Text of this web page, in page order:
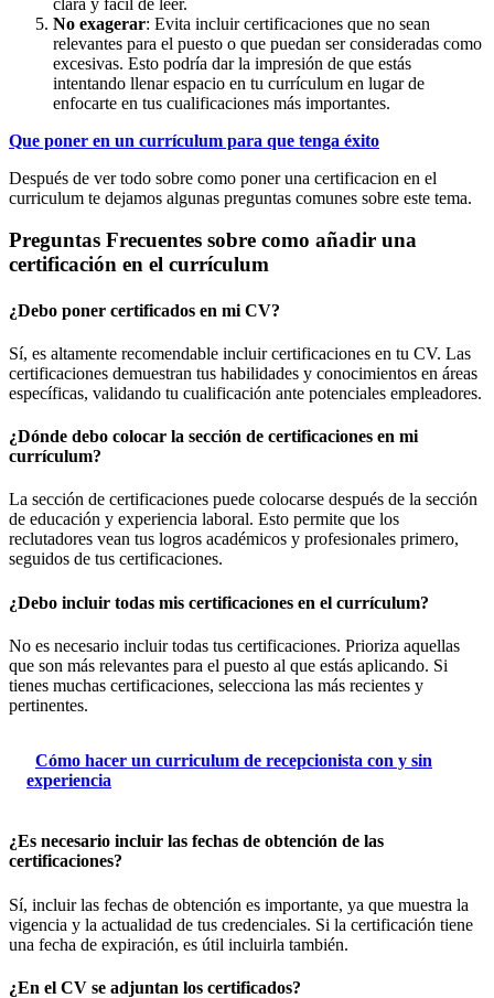
No exagerar: Evita incluir certificaciones que no sean
relevantes para el puesto o que puedan ser consideradas como
excesivas. Esto podría dar la impresión de que estás
intentando llenar espacio en tu currículum en lugar de
enfocarte en tus cualificaciones más importantes.
Que poner en un currículum para que tenga éxito
Después de ver todo sobre como poner una certificacion en el
curriculum te dejamos algunas preguntas comunes sobre este tema.
Preguntas Frecuentes sobre como añadir una
certificación en el currículum
¿Debo poner certificados en mi CV?
Sí, es altamente recomendable incluir certificaciones en tu CV. Las
certificaciones demuestran tus habilidades y conocimientos en áreas
específicas, validando tu cualificación ante potenciales empleadores.
¿Dónde debo colocar la sección de certificaciones en mi
currículum?
La sección de certificaciones puede colocarse después de la sección
de educación y experiencia laboral. Esto permite que los
reclutadores vean tus logros académicos y profesionales primero,
seguidos de tus certificaciones.
¿Debo incluir todas mis certificaciones en el currículum?
No es necesario incluir todas tus certificaciones. Prioriza aquellas
que son más relevantes para el puesto al que estás aplicando. Si
tienes muchas certificaciones, selecciona las más recientes y
pertinentes.
Cómo hacer un curriculum de recepcionista con y sin
experiencia
¿Es necesario incluir las fechas de obtención de las
certificaciones?
Sí, incluir las fechas de obtención es importante, ya que muestra la
vigencia y la actualidad de tus credenciales. Si la certificación tiene
una fecha de expiración, es útil incluirla también.
¿En el CV se adjuntan los certificados?